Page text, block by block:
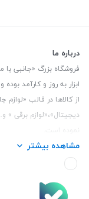
درباره ما
فروشگاه بزرگ «جانبی با
ابزار به روز و کارآمد
از کالاها در قالب
دیجیتال»،«لوازم برقی
این فروشگاه تمام تلاش
عرضه نماید.
تلفن تماس :
مشاهده بیشتر